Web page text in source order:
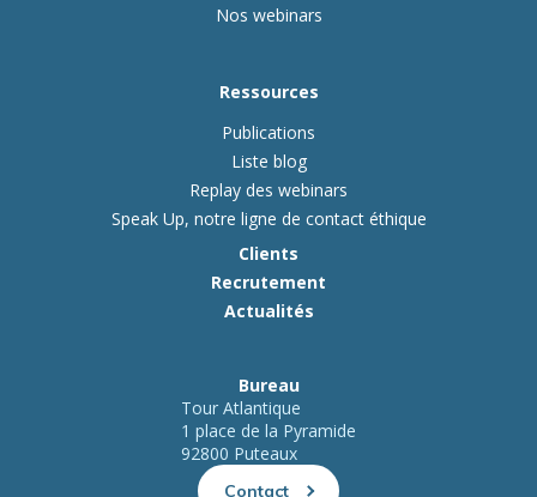
Nos webinars
Ressources
Publications
Liste blog
Replay des webinars
Speak Up, notre ligne de contact éthique
Clients
Recrutement
Actualités
Bureau
Tour Atlantique
1 place de la Pyramide
92800 Puteaux
Contact